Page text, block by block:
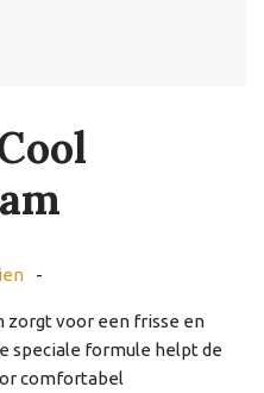
-
zorgt voor een frisse en
speciale formule helpt de
comfortabel